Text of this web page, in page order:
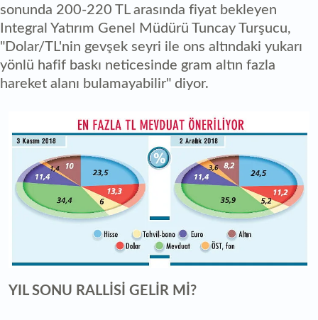
sonunda 200-220 TL arasında fiyat bekleyen
Integral Yatırım Genel Müdürü Tuncay Turşucu,
"Dolar/TL'nin gevşek seyri ile ons altındaki yukarı
yönlü hafif baskı neticesinde gram altın fazla
hareket alanı bulamayabilir" diyor.
YIL SONU RALLİSİ GELİR Mİ?